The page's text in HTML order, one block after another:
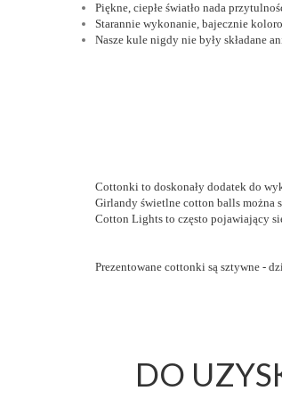
Piękne, ciepłe światło nada
Starannie wykonanie, bajecznie
Nasze kule nigdy nie były składane
Cottonki to doskonały dodatek do
Girlandy świetlne cotton balls można
Cotton Lights to często pojawiający
Prezentowane cottonki są sztywne -
DO